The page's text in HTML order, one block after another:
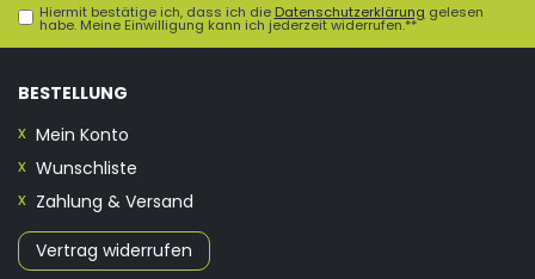
Hiermit bestätige ich, dass ich die Daten­schutz­erklärung gelesen
habe. Meine Einwilligung kann ich jederzeit widerrufen.**
BESTELLUNG
Mein Konto
Wunschliste
Zahlung & Versand
Vertrag widerrufen